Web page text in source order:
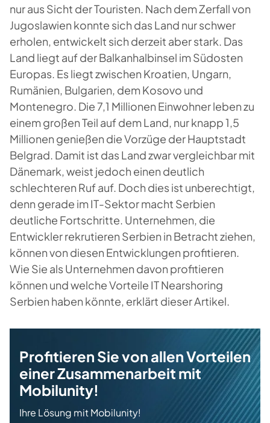
nur aus Sicht der Touristen. Nach dem Zerfall von
Jugoslawien konnte sich das Land nur schwer
erholen, entwickelt sich derzeit aber stark. Das
Land liegt auf der Balkanhalbinsel im Südosten
Europas. Es liegt zwischen Kroatien, Ungarn,
Rumänien, Bulgarien, dem Kosovo und
Montenegro. Die 7,1 Millionen Einwohner leben zu
einem großen Teil auf dem Land, nur knapp 1,5
Millionen genießen die Vorzüge der Hauptstadt
Belgrad. Damit ist das Land zwar vergleichbar mit
Dänemark, weist jedoch einen deutlich
schlechteren Ruf auf. Doch dies ist unberechtigt,
denn gerade im IT-Sektor macht Serbien
deutliche Fortschritte. Unternehmen, die
Entwickler rekrutieren Serbien in Betracht ziehen,
können von diesen Entwicklungen profitieren.
Wie Sie als Unternehmen davon profitieren
können und welche Vorteile IT Nearshoring
Serbien haben könnte, erklärt dieser Artikel.
Profitieren Sie von allen Vorteilen
einer Zusammenarbeit mit
Mobilunity!
Ihre Lösung mit Mobilunity!